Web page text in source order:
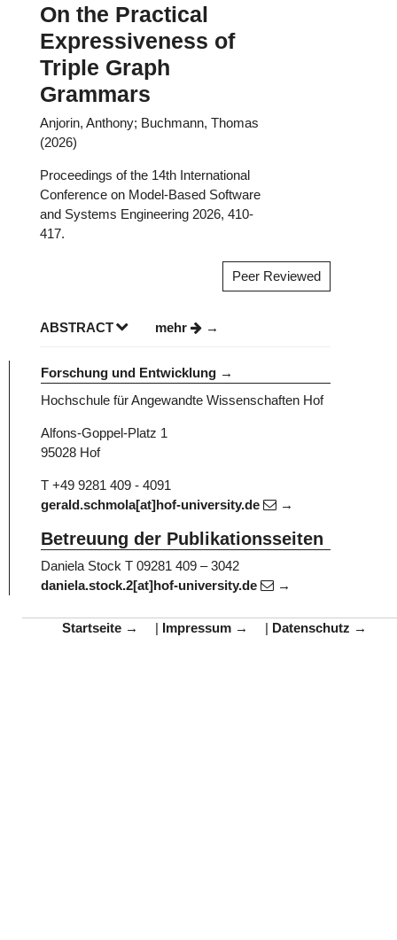
On the Practical
Expressiveness of
Triple Graph
Grammars
Anjorin, Anthony; Buchmann, Thomas
(2026)
Proceedings of the 14th International
Conference on Model-Based Software
and Systems Engineering 2026, 410-
417.
Peer Reviewed
ABSTRACT mehr
Forschung und Entwicklung
Hochschule für Angewandte Wissenschaften Hof
Alfons-Goppel-Platz 1
95028 Hof
T +49 9281 409 - 4091
gerald.schmola[at]hof-university.de
Betreuung der Publikationsseiten
Daniela Stock T 09281 409 – 3042
daniela.stock.2[at]hof-university.de
Startseite | Impressum | Datenschutz